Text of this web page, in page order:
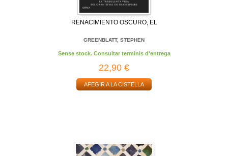
RENACIMIENTO OSCURO, EL
GREENBLATT, STEPHEN
Sense stock. Consultar terminis d'entrega
22,90 €
AFEGIR A LA CISTELLA